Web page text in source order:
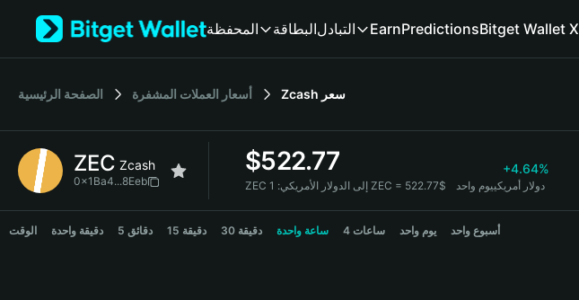
Tiếng Việt
Español (Latinoamérica)
Français
Deutsch
繁體中文
المحفظة البطاقةالتبادل EarnPredictionsBitget Wallet X
الصفحة الرئيسية أسعار العملات المشفرة Zcash سعر
ZEC Zcash
0x1Ba4...8Eeb
$522.77 +4.64%
ZEC إلى الدولار الأمريكي: 1 ZEC = 522.77$ دولار أمريكييوم واحد
ZEC Price Chart
الوقت دقيقة واحدة 5 دقائق 15 دقيقة 30 دقيقة ساعة واحدة 4 ساعات يوم واحد أسبوع واحد